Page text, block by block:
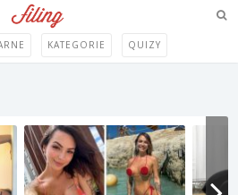
KATEGORIE QUIZY